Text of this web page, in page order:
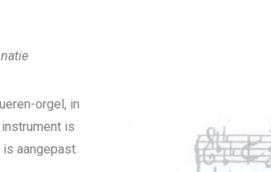
orgel, in
is
aangepast.